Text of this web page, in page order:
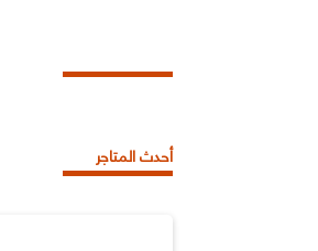
أحدث المتاجر